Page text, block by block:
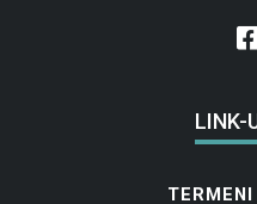
LINK-
TERMENI